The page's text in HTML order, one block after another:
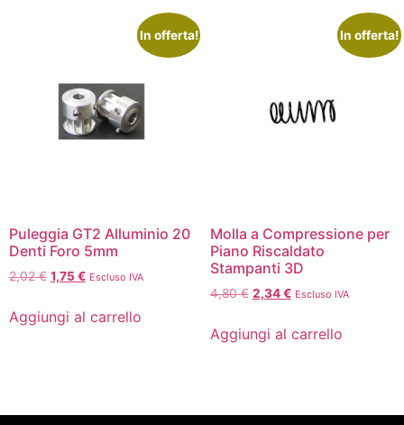
In offerta!
Puleggia GT2 Alluminio 20
Denti Foro 5mm
2,02€ 1,75€ Escluso IVA
Aggiungi al carrello
In offerta!
Molla a Compressione per
Piano Riscaldato
Stampanti 3D
4,80€ 2,34€ Escluso IVA
Aggiungi al carrello